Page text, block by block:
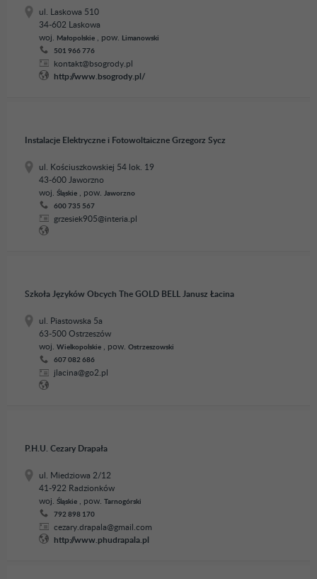
ul. Laskowa 510
34-602 Laskowa
woj.
Małopolskie , pow.
Limanowski
501 966 776
kontakt@bsogrody.pl
http://www.bsogrody.pl/
Instalacje Elektryczne i Fotowoltaiczne Grzegorz Sycz
ul. Kościuszkowskiej 54 lok. 19
43-600 Jaworzno
woj. Śląskie , pow. Jaworzno
600 735 567
grzesiek905@interia.pl
Szkoła Języków Obcych The GOLD BELL Janusz Łacina
ul. Piastowska 5a
63-500 Ostrzeszów
woj. Wielkopolskie , pow. Ostrzeszowski
607 082 686
jlacina@go2.pl
P.H.U. Cezary Drapała
ul. Miedziowa 2/12
41-922 Radzionków
woj. Śląskie , pow. Tarnogórski
792 898 170
cezary.drapala@gmail.com
http://www.phudrapala.pl